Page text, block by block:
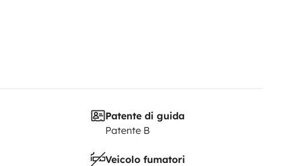
Patente di guida
Patente B
Veicolo fumatori